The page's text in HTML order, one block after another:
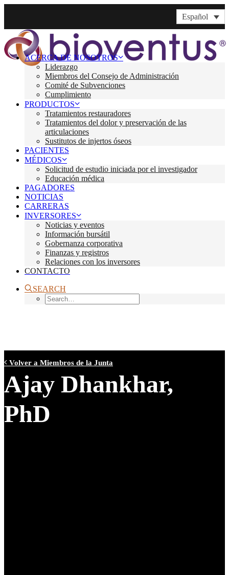
Español
ACERCA DE NOSOTROS
Liderazgo
Miembros del Consejo de Administración
Comité de Subvenciones
Cumplimiento
PRODUCTOS
Tratamientos restauradores
Tratamientos del dolor y preservación de las
articulaciones
Sustitutos de injertos óseos
PACIENTES
MÉDICOS
Solicitud de estudio iniciada por el investigador
Educación médica
PAGADORES
NOTICIAS
CARRERAS
INVERSORES
Noticias y eventos
Información bursátil
Gobernanza corporativa
Finanzas y registros
Relaciones con los inversores
CONTACTO
SEARCH
Volver a Miembros de la Junta
Ajay Dhankhar,
PhD